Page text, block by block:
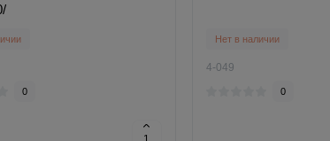
0
Нет в наличии
4-049
0